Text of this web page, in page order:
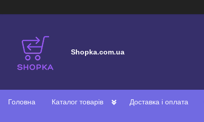
Shopka.com.ua
Головна Каталог товарів Доставка і оплата